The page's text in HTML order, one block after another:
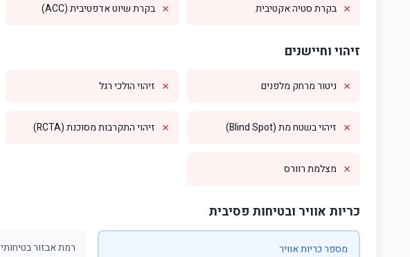
✗ בקרת סטיה אקטיבית ✗ בקרת שיוט אדפטיבית (ACC)
זיהוי וחיישנים
✗ ניטור מרחק מלפנים ✗ זיהוי הולכי רגל
✗ זיהוי בשטח מת (Blind Spot) ✗ זיהוי התקרבות מסוכנת (RCTA)
✗ מצלמת רוורס
כריות אוויר ובטיחות פסיבית
מספר כריות אוויר רמת אבזור בטיחותי